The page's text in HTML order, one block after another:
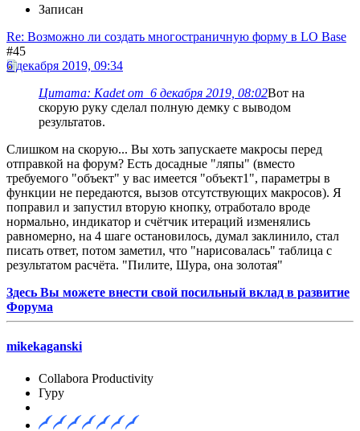
Записан
Re: Возможно ли создать многостраничную форму в LO Base
#45
6 декабря 2019, 09:34
Цитата: Kadet от 6 декабря 2019, 08:02Вот на
скорую руку сделал полную демку с выводом
результатов.
Слишком на скорую... Вы хоть запускаете макросы перед
отправкой на форум? Есть досадные "ляпы" (вместо
требуемого "объект" у вас имеется "объект1", параметры в
функции не передаются, вызов отсутствующих макросов). Я
поправил и запустил вторую кнопку, отработало вроде
нормально, индикатор и счётчик итераций изменялись
равномерно, на 4 шаге остановилось, думал заклинило, стал
писать ответ, потом заметил, что "нарисовалась" таблица с
результатом расчёта. "Пилите, Шура, она золотая"
Здесь Вы можете внести свой посильный вклад в развитие
Форума
mikekaganski
Collabora Productivity
Гуру